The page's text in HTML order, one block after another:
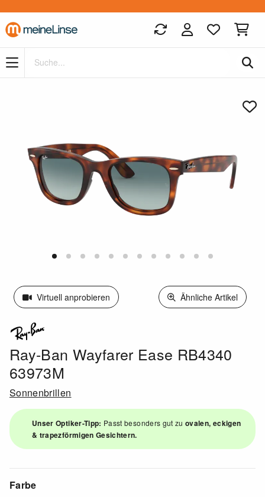
Zum Hauptinhalt springen
Virtuell anprobieren Ähnliche Artikel
Ray-Ban Wayfarer Ease RB4340
63973M
Sonnenbrillen
Unser Optiker-Tipp: Passt besonders gut zuovalen, eckigen
& trapezförmigen Gesichtern.
Farbe